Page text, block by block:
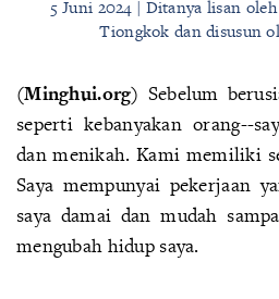
5 Juni 2024 | Ditanya lisan
Tiongkok dan disusun
(Minghui.org) Sebelum
seperti kebanyakan orang--
dan menikah. Kami memiliki
Saya mempunyai pekerjaan
saya damai dan mudah
mengubah hidup saya.